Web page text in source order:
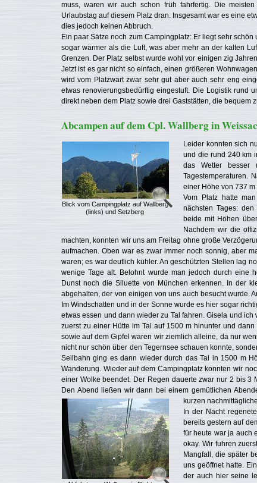
muss, waren wir auch schon früh fahrfertig. Die
Urlaubstag auf diesem Platz dran. Insgesamt war es eine
dies jedoch keinen Abbruch.
Ein paar Sätze noch zum Campingplatz: Er liegt sehr
sogar wärmer als die Luft, was aber mehr an der kalten
Grenzen. Der Platz selbst wurde wohl vor einigen zig
Jetzt ist es gar nicht so einfach, einen größeren
wird vom Platzwart zwar sehr gut aber auch sehr eng
etwas renovierungsbedürftig eingestuft. Die Logistik rund
direkt neben dem Platz sowie drei Gaststätten, die bequem
Abcampen auf dem Cpl. Wallberg in
Blick vom Campingplatz auf Wallberg
(links) und Setzberg
Leider konnten sich
und die rund 240 km
das Wetter besser
Tagestemperaturen.
einer Höhe von 737 m
Vom Platz hatte
nächsten Tages:
beide mit Höhen
Nachdem wir die
machten, konnten wir uns am Freitag ohne große
aufmachen. Oben war es zwar immer noch sonnig, aber
waren; es war deutlich kühler. An geschützten Stellen lag
wenige Tage alt. Belohnt wurde man jedoch durch eine
Dunst noch die Siluette von München erkennen. In der
abgehalten, der von einigen von uns auch besucht wurde.
Im Windschatten und in der Sonne wurde es hier sogar
etwas essen und dann wieder zu Tal fahren. Gisela und
zuerst zu einer Hütte im Tal auf 1500 m hinunter und
sowie auf dem Gipfel waren wir ziemlich alleine, da nur
nicht nur schön über den Tegernsee schauen konnte,
Seilbahn ging es dann wieder durch das Tal in 1500 m
Wanderung. Wieder auf dem Campingplatz konnten wir
einer Wolke beendet. Der Regen dauerte zwar nur 2 bis 3
Den Abend ließen wir dann bei einem gemütlichen
kurzen
In der Nacht
bereits gestern auf
für heute war ja auch
okay. Wir fuhren
Mangfall, die später
uns geöffnet hatte.
der auch hier seine